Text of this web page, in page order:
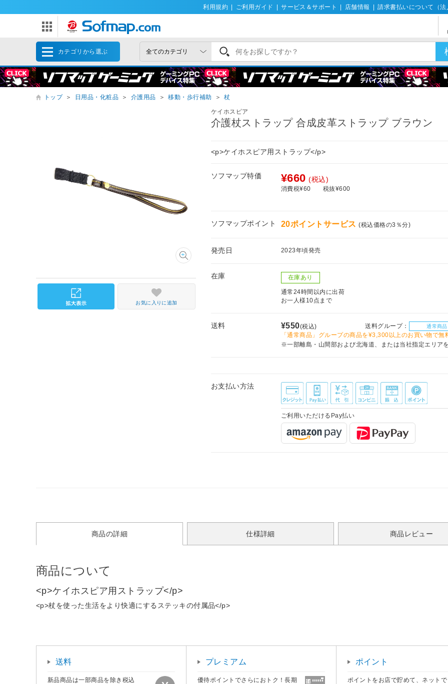
利用規約 ご利用ガイド サービス＆サポート 店舗情報 請求書払いについて（法
カテゴリから選ぶ
トップ ＞ 日用品・化粧品 ＞ 介護用品 ＞ 移動・歩行補助 ＞ 杖
ケイホスピア
介護杖ストラップ 合成皮革ストラップ ブラウン
<p>ケイホスピア用ストラップ</p>
ソフマップ特価 ¥660 (税込)
消費税¥60 税抜¥600
ソフマップポイント 20ポイントサービス(税込価格の3％分)
発売日 2023年頃発売
在庫 在庫あり
通常24時間以内に出荷
お一人様10点まで
送料 ¥550(税込) 送料グループ： 通常商品
「通常商品」グループの商品を¥3,300以上のお買い物で無
※一部離島・山間部および北海道、または当社指定エリア
お支払い方法
ご利用いただけるPay払い
お気に入りに追加
商品の詳細 仕様詳細 商品レビュー
商品について
<p>ケイホスピア用ストラップ</p>
<p>杖を使った生活をより快適にするステッキの付属品</p>
送料
新品商品は一部商品を除き税込
プレミアム
優待ポイントでさらにおトク！長期
ポイント
ポイントをお店で貯めて、ネットで